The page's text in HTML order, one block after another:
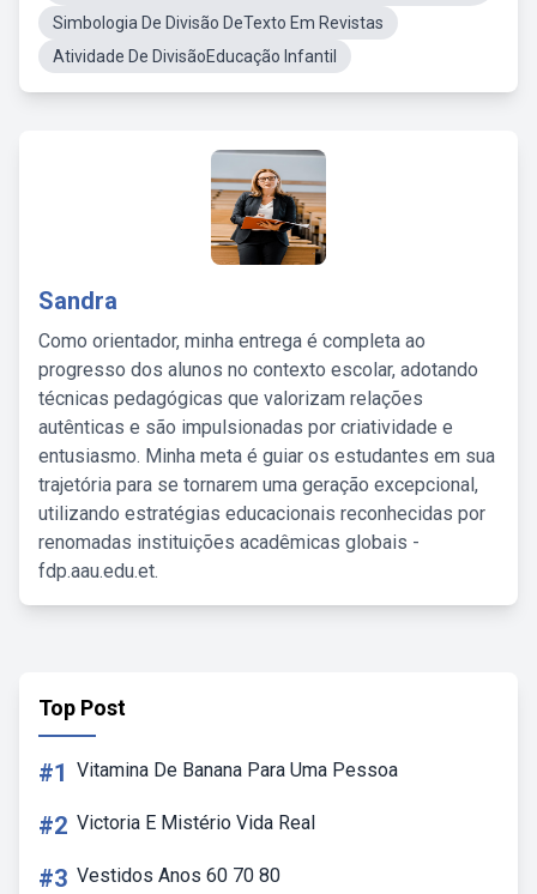
Simbologia De Divisão DeTexto Em Revistas
Atividade De DivisãoEducação Infantil
Sandra
Como orientador, minha entrega é completa ao
progresso dos alunos no contexto escolar, adotando
técnicas pedagógicas que valorizam relações
autênticas e são impulsionadas por criatividade e
entusiasmo. Minha meta é guiar os estudantes em sua
trajetória para se tornarem uma geração excepcional,
utilizando estratégias educacionais reconhecidas por
renomadas instituições acadêmicas globais -
fdp.aau.edu.et.
Top Post
#1 Vitamina De Banana Para Uma Pessoa
#2 Victoria E Mistério Vida Real
#3 Vestidos Anos 60 70 80